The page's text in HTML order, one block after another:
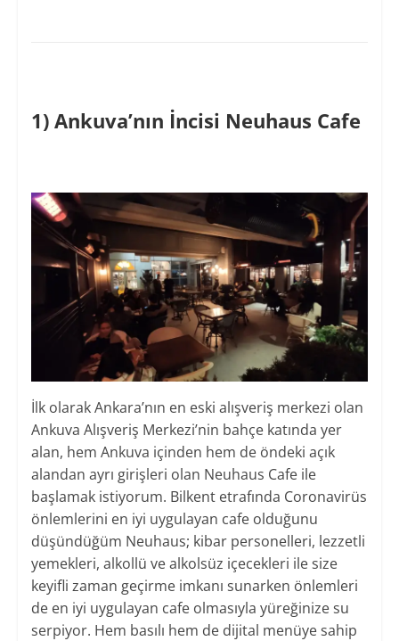
1) Ankuva’nın İncisi Neuhaus Cafe
İlk olarak Ankara’nın en eski alışveriş merkezi olan
Ankuva Alışveriş Merkezi’nin bahçe katında yer
alan, hem Ankuva içinden hem de öndeki açık
alandan ayrı girişleri olan Neuhaus Cafe ile
başlamak istiyorum. Bilkent etrafında Coronavirüs
önlemlerini en iyi uygulayan cafe olduğunu
düşündüğüm Neuhaus; kibar personelleri, lezzetli
yemekleri, alkollü ve alkolsüz içecekleri ile size
keyifli zaman geçirme imkanı sunarken önlemleri
de en iyi uygulayan cafe olmasıyla yüreğinize su
serpiyor. Hem basılı hem de dijital menüye sahip